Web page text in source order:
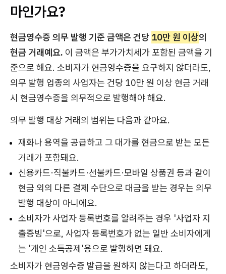
마인가요?
현금영수증 의무 발행 기준 금액은 건당 10만 원 이상의
현금 거래예요. 이 금액은 부가가치세가 포함된 금액을 기
준으로 해요. 소비자가 현금영수증을 요구하지 않더라도,
의무 발행 업종의 사업자는 건당 10만 원 이상 현금 거래
시 현금영수증을 의무적으로 발행해야 해요.
의무 발행 대상 거래의 범위는 다음과 같아요.
재화나 용역을 공급하고 그 대가를 현금으로 받는 모든
거래가 포함돼요.
신용카드·직불카드·선불카드·모바일 상품권 등과 같이
현금 외의 다른 결제 수단으로 대금을 받는 경우는 의무
발행 대상이 아니에요.
소비자가 사업자 등록번호를 알려주는 경우 '사업자 지
출증빙'으로, 사업자 등록번호가 없는 일반 소비자에게
는 '개인 소득공제'용으로 발행하면 돼요.
소비자가 현금영수증 발급을 원하지 않는다고 하더라도,